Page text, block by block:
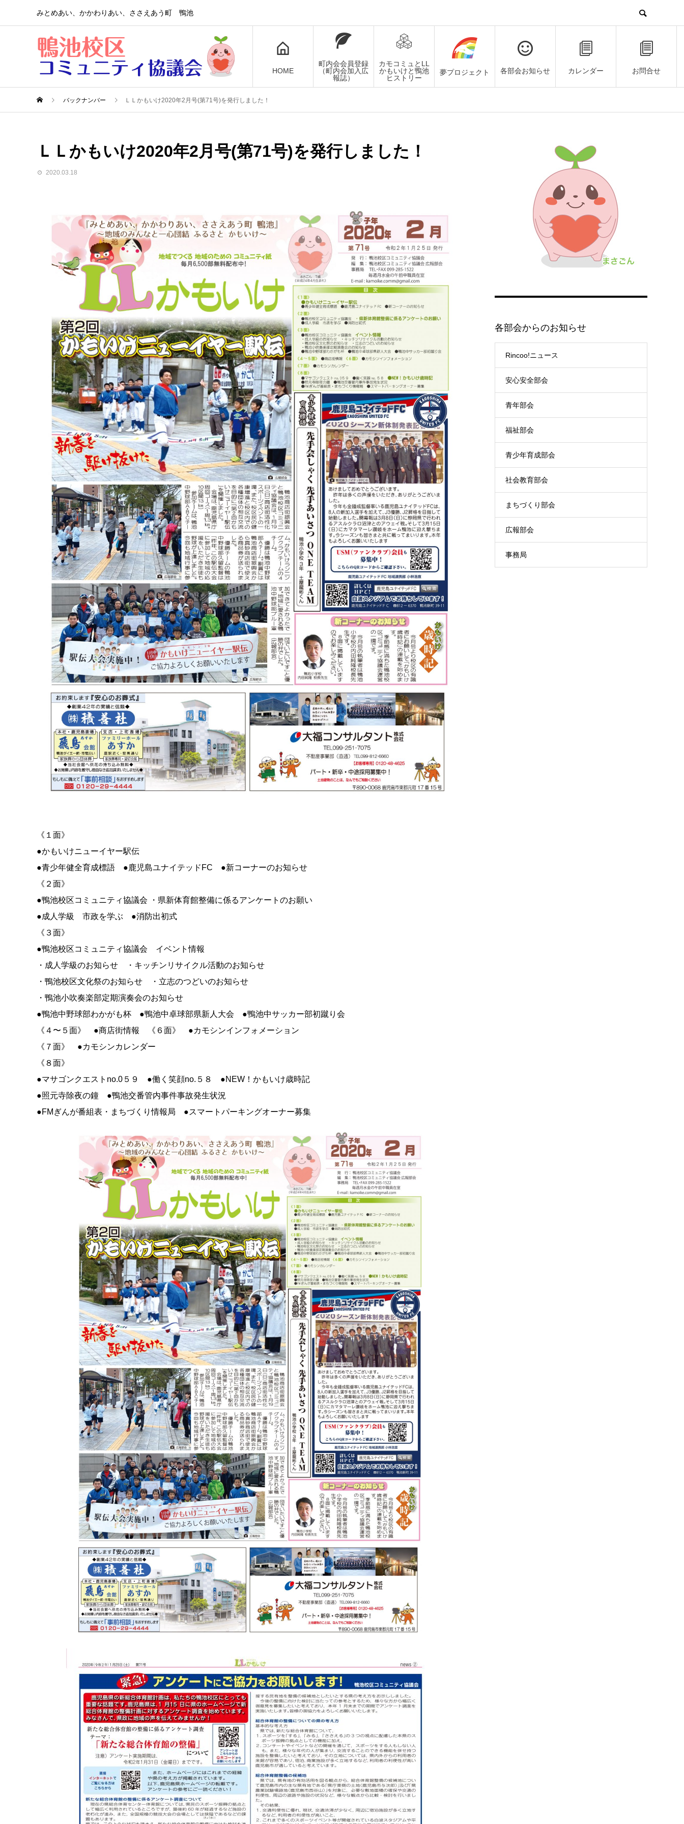
みとめあい、かかわりあい、ささえあう町 鴨池
HOME
町内会会員登録
（町内会加入広
報誌）
カモコミュとLL
かもいけと鴨池
ヒストリー
夢プロジェクト 各部会お知らせ カレンダー お問合せ
バックナンバー ＬＬかもいけ2020年2月号(第71号)を発行しました！
ＬＬかもいけ2020年2月号(第71号)を発行しました！
2020.03.18
《１面》
●かもいけニューイヤー駅伝
●青少年健全育成標語 ●鹿児島ユナイテッドFC ●新コーナーのお知らせ
《２面》
●鴨池校区コミュニティ協議会 ・県新体育館整備に係るアンケートのお願い
●成人学級 市政を学ぶ ●消防出初式
《３面》
●鴨池校区コミュニティ協議会 イベント情報
・成人学級のお知らせ ・キッチンリサイクル活動のお知らせ
・鴨池校区文化祭のお知らせ ・立志のつどいのお知らせ
・鴨池小吹奏楽部定期演奏会のお知らせ
●鴨池中野球部わかがも杯 ●鴨池中卓球部県新人大会 ●鴨池中サッカー部初蹴り会
《４〜５面》 ●商店街情報 《６面》 ●カモシンインフォメーション
《７面》 ●カモシンカレンダー
《８面》
●マサゴンクエストno.0５９ ●働く笑顔no.５８ ●NEW！かもいけ歳時記
●照元寺除夜の鐘 ●鴨池交番管内事件事故発生状況
●FMぎんが番組表・まちづくり情報局 ●スマートパーキングオーナー募集
各部会からのお知らせ
Rincoo!ニュース
安心安全部会
青年部会
福祉部会
青少年育成部会
社会教育部会
まちづくり部会
広報部会
事務局